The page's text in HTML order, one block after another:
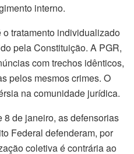
interno.
tratamento individualizado
pela Constituição. A PGR,
com trechos idênticos,
pelos mesmos crimes. O
na comunidade jurídica.
8 de janeiro, as defensorias
Federal defenderam, por
coletiva é contrária ao